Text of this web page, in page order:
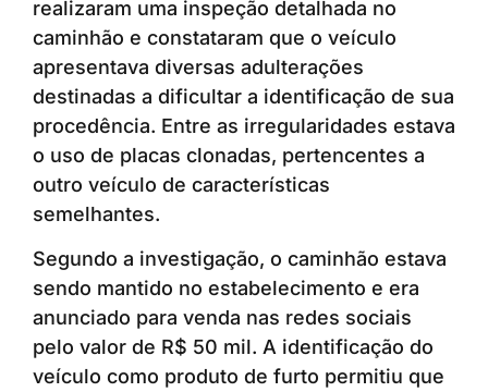
realizaram uma inspeção detalhada no
caminhão e constataram que o veículo
apresentava diversas adulterações
destinadas a dificultar a identificação de sua
procedência. Entre as irregularidades estava
o uso de placas clonadas, pertencentes a
outro veículo de características
semelhantes.
Segundo a investigação, o caminhão estava
sendo mantido no estabelecimento e era
anunciado para venda nas redes sociais
pelo valor de R$ 50 mil. A identificação do
veículo como produto de furto permitiu que